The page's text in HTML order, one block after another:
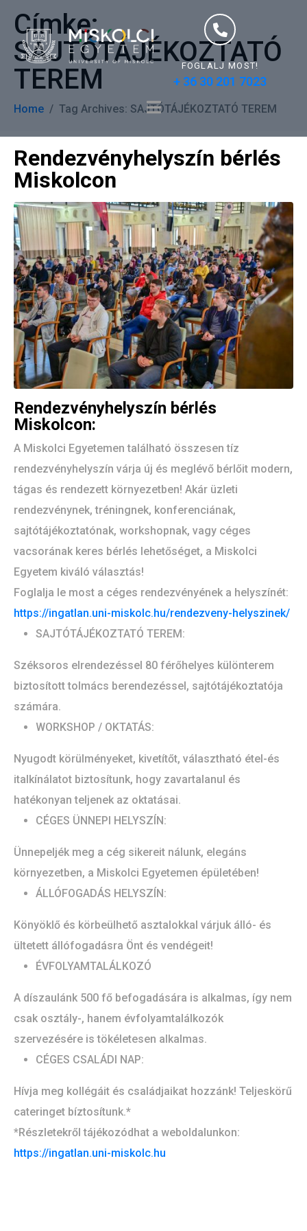
FOGLALJ MOST!
+ 36 30 201 7023
Címke:
SAJTÓTÁJÉKOZTATÓ
TEREM
Home Tag Archives: SAJTÓTÁJÉKOZTATÓ TEREM
Rendezvényhelyszín bérlés
Miskolcon
Rendezvényhelyszín bérlés
Miskolcon:
A Miskolci Egyetemen található összesen tíz
rendezvényhelyszín várja új és meglévő bérlőit modern,
tágas és rendezett környezetben! Akár üzleti
rendezvénynek, tréningnek, konferenciának,
sajtótájékoztatónak, workshopnak, vagy céges
vacsorának keres bérlés lehetőséget, a Miskolci
Egyetem kiváló választás!
Foglalja le most a céges rendezvényének a helyszínét:
https://ingatlan.uni-miskolc.hu/rendezveny-helyszinek/
SAJTÓTÁJÉKOZTATÓ TEREM:
Széksoros elrendezéssel 80 férőhelyes különterem
biztosított tolmács berendezéssel, sajtótájékoztatója
számára.
WORKSHOP / OKTATÁS:
Nyugodt körülményeket, kivetítőt, választható étel-és
italkínálatot biztosítunk, hogy zavartalanul és
hatékonyan teljenek az oktatásai.
CÉGES ÜNNEPI HELYSZÍN:
Ünnepeljék meg a cég sikereit nálunk, elegáns
környezetben, a Miskolci Egyetemen épületében!
ÁLLÓFOGADÁS HELYSZÍN:
Könyöklő és körbeülhető asztalokkal várjuk álló- és
ültetett állófogadásra Önt és vendégeit!
ÉVFOLYAMTALÁLKOZÓ
A díszaulánk 500 fő befogadására is alkalmas, így nem
csak osztály-, hanem évfolyamtalálkozók
szervezésére is tökéletesen alkalmas.
CÉGES CSALÁDI NAP:
Hívja meg kollégáit és családjaikat hozzánk! Teljeskörű
cateringet bíztosítunk.*
*Részletekről tájékozódhat a weboldalunkon:
https://ingatlan.uni-miskolc.hu